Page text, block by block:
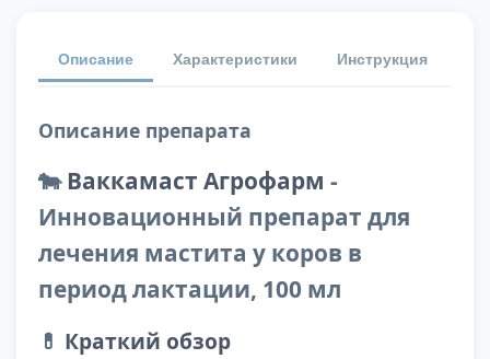
Описание Характеристики Инструкция
Описание препарата
🐄 Ваккамаст Агрофарм -
Инновационный препарат для
лечения мастита у коров в
период лактации, 100 мл
💊 Краткий обзор